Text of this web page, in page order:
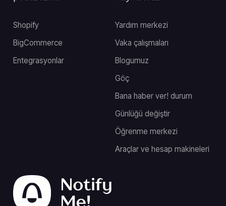
Yardım merkezi
Vaka çalışmaları
Blogumuz
Göç
Bana haber ver! durum
Günlüğü değiştir
Öğrenme merkezi
Araçlar ve hesap makineleri
Shopify
BigCommerce
Entegrasyonlar